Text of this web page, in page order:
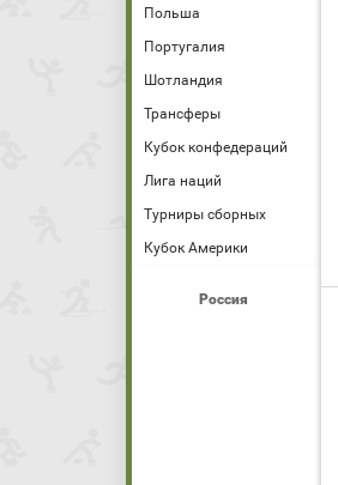
Польша
Португалия
Шотландия
Трансферы
Кубок конфедераций
Лига наций
Турниры сборных
Кубок Америки
Россия